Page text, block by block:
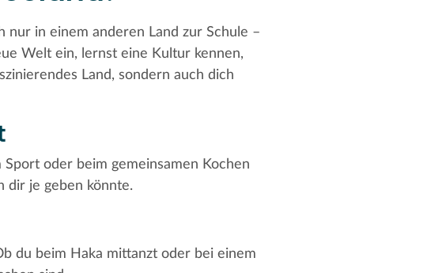
nur in einem anderen Land zur Schule –
Welt ein, lernst eine Kultur kennen,
Land, sondern auch dich
oder beim gemeinsamen Kochen
dir je geben könnte.
du beim Haka mittanzt oder bei einem